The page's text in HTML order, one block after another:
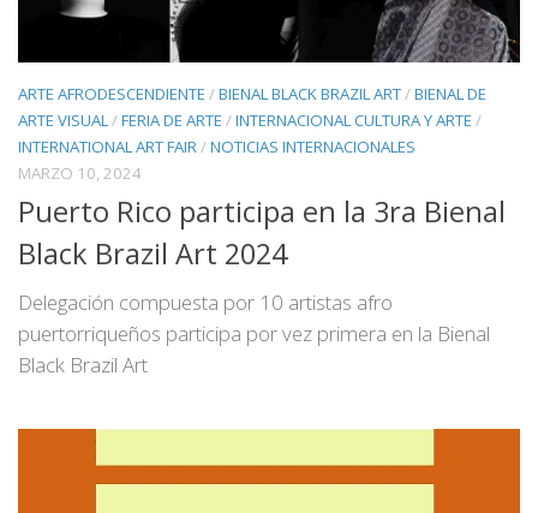
ARTE AFRODESCENDIENTE /BIENAL BLACK BRAZIL ART/BIENAL DE
ARTE VISUAL/FERIA DE ARTE /INTERNACIONAL CULTURA Y ARTE /
INTERNATIONAL ART FAIR/NOTICIAS INTERNACIONALES
MARZO 10, 2024
Puerto Rico participa en la 3ra Bienal
Black Brazil Art 2024
Delegación compuesta por 10 artistas afro
puertorriqueños participa por vez primera en la Bienal
Black Brazil Art